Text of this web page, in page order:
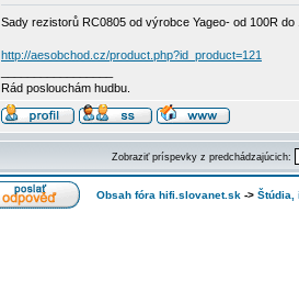
Sady rezistorů RC0805 od výrobce Yageo- od 100R
http://aesobchod.cz/product.php?id_product=121
Rád poslouchám hudbu.
Zobraziť príspevky z predchádzajúcich:
Obsah fóra hifi.slovanet.sk -> Štúdia,